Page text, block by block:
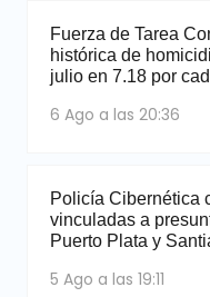
Fuerza de Tarea
histórica de
julio en 7.18 por
6 Ago a las 20:36
Policía Cibernética
vinculadas a
Puerto Plata y
5 Ago a las 19:11